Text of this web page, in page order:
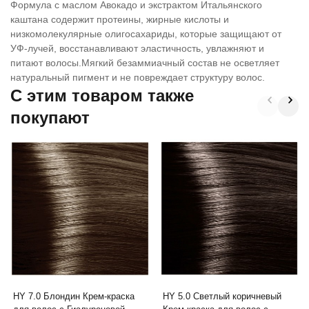
Формула с маслом Авокадо и экстрактом Итальянского
каштана содержит протеины, жирные кислоты и
низкомолекулярные олигосахариды, которые защищают от
УФ-лучей, восстанавливают эластичность, увлажняют и
питают волосы.Мягкий безаммиачный состав не осветляет
натуральный пигмент и не повреждает структуру волос.
C этим товаром также
покупают
HY 7.0 Блондин Крем-краска
HY 5.0 Светлый коричневый